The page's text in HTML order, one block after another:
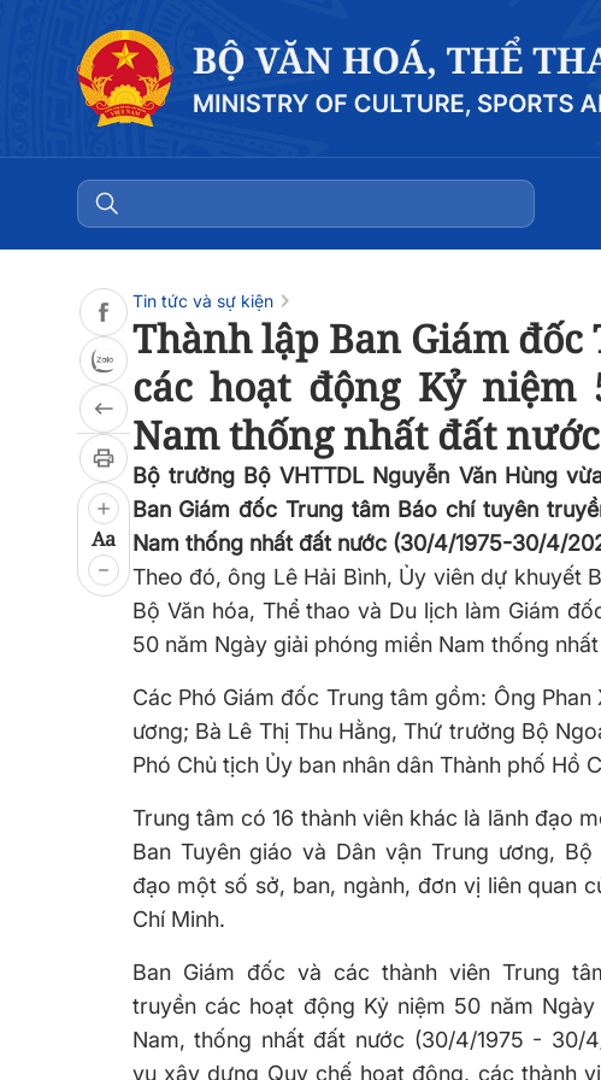
Aa
Tin tức và sự kiện
Thành lập Ban Giám
các hoạt động Kỷ niệm
Nam thống nhất đất nước
Bộ trưởng Bộ VHTTDL Nguyễn Văn Hùng
Ban Giám đốc Trung tâm Báo chí tuyên
Nam thống nhất đất nước (30/4/1975-30/4/
Theo đó, ông Lê Hải Bình, Ủy viên dự khuyết
Bộ Văn hóa, Thể thao và Du lịch làm Giám
50 năm Ngày giải phóng miền Nam thống
Các Phó Giám đốc Trung tâm gồm: Ông
ương; Bà Lê Thị Thu Hằng, Thứ trưởng Bộ
Phó Chủ tịch Ủy ban nhân dân Thành phố Hồ
Trung tâm có 16 thành viên khác là lãnh đạo
Ban Tuyên giáo và Dân vận Trung ương, Bộ
đạo một số sở, ban, ngành, đơn vị liên quan
Chí Minh.
Ban Giám đốc và các thành viên Trung
truyền các hoạt động Kỷ niệm 50 năm Ngày
Nam, thống nhất đất nước (30/4/1975 - 30/
vụ xây dựng Quy chế hoạt động, các thành
0:00 0:00